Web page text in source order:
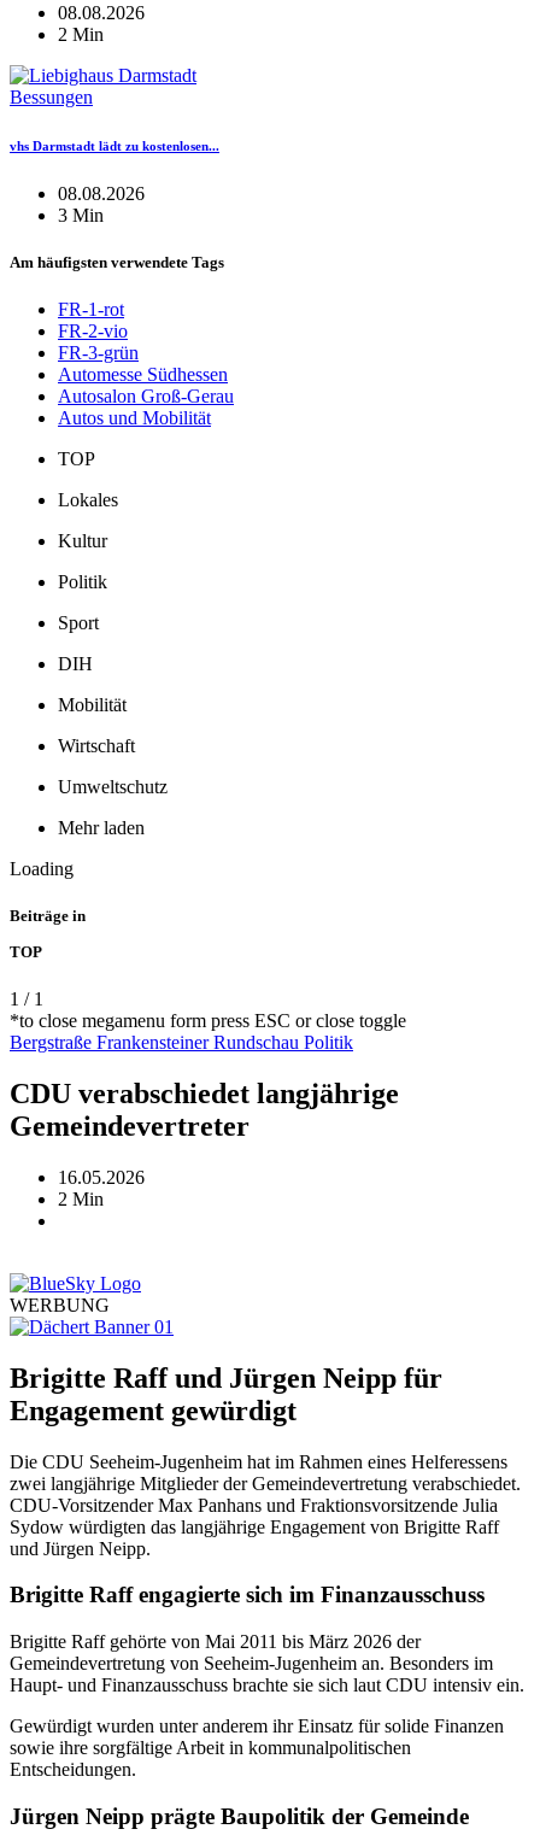
08.08.2026
2 Min
Bessungen
vhs Darmstadt lädt zu kostenlosen...
08.08.2026
3 Min
Am häufigsten verwendete Tags
FR-1-rot
FR-2-vio
FR-3-grün
Automesse Südhessen
Autosalon Groß-Gerau
Autos und Mobilität
TOP
Lokales
Kultur
Politik
Sport
DIH
Mobilität
Wirtschaft
Umweltschutz
Mehr laden
Loading
Beiträge in
TOP
1 / 1
*to close megamenu form press ESC or close toggle
Bergstraße Frankensteiner Rundschau Politik
CDU verabschiedet langjährige
Gemeindevertreter
16.05.2026
2 Min
WERBUNG
Brigitte Raff und Jürgen Neipp für
Engagement gewürdigt
Die CDU Seeheim-Jugenheim hat im Rahmen eines Helferessens
zwei langjährige Mitglieder der Gemeindevertretung verabschiedet.
CDU-Vorsitzender Max Panhans und Fraktionsvorsitzende Julia
Sydow würdigten das langjährige Engagement von Brigitte Raff
und Jürgen Neipp.
Brigitte Raff engagierte sich im Finanzausschuss
Brigitte Raff gehörte von Mai 2011 bis März 2026 der
Gemeindevertretung von Seeheim-Jugenheim an. Besonders im
Haupt- und Finanzausschuss brachte sie sich laut CDU intensiv ein.
Gewürdigt wurden unter anderem ihr Einsatz für solide Finanzen
sowie ihre sorgfältige Arbeit in kommunalpolitischen
Entscheidungen.
Jürgen Neipp prägte Baupolitik der Gemeinde